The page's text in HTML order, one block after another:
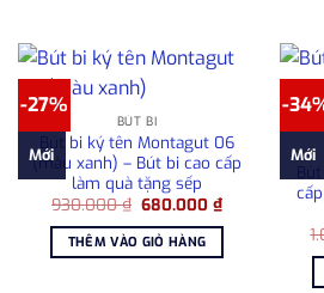
-27%
Mới
BÚT BI
Bút bi ký tên Montagut 06
(màu xanh) – Bút bi cao cấp
làm quà tặng sếp
930.000₫ Giá
là:
930.000 ₫.
680.000₫Giá
hiện
680.000 ₫.
THÊM VÀO GIỎ HÀNG
-
Mới